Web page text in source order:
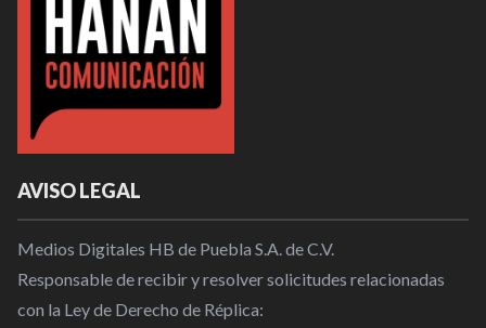
AVISO LEGAL
Medios Digitales HB de Puebla S.A. de C.V.
Responsable de recibir y resolver solicitudes relacionadas
con la Ley de Derecho de Réplica: